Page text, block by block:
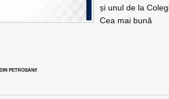
și unul de la
Cea mai bună
PETROȘANI!